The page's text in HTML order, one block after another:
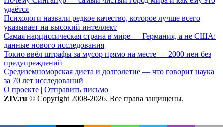
удаётся
Психологи назвали редкое качество, которое лучше всего
указывает на высокий интеллект
Самая нарциссическая страна в мире — Германия, а не США:
данные нового исследования
Токио ввёл штрафы за мусор прямо на месте — 2000 иен без
предупреждений
Средиземноморская диета и долголетие — что говорит наука
за 70 лет исследований
О проекте | Отправить письмо
ZIV.ru © Copyright 2008-2026. Все права защищены.